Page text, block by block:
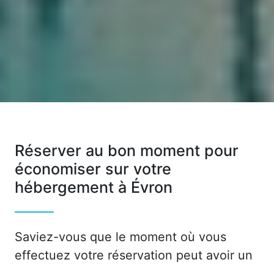
Réserver au bon moment pour
économiser sur votre
hébergement à Évron
Saviez-vous que le moment où vous
effectuez votre réservation peut avoir un